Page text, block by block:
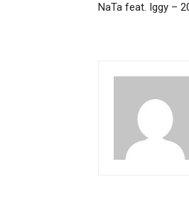
NaTa feat. Iggy –